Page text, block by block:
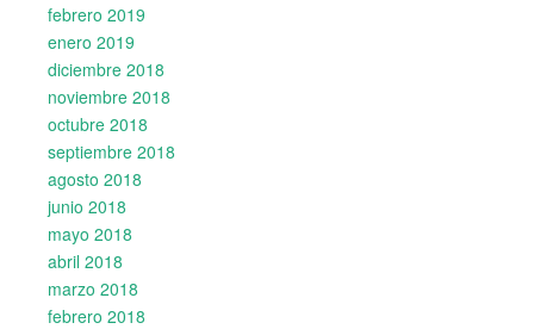
febrero 2019
enero 2019
diciembre 2018
noviembre 2018
octubre 2018
septiembre 2018
agosto 2018
junio 2018
mayo 2018
abril 2018
marzo 2018
febrero 2018